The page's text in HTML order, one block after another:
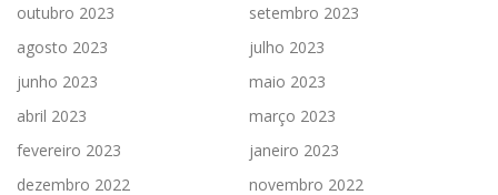
outubro 2023
setembro 2023
agosto 2023
julho 2023
junho 2023
maio 2023
abril 2023
março 2023
fevereiro 2023
janeiro 2023
dezembro 2022
novembro 2022